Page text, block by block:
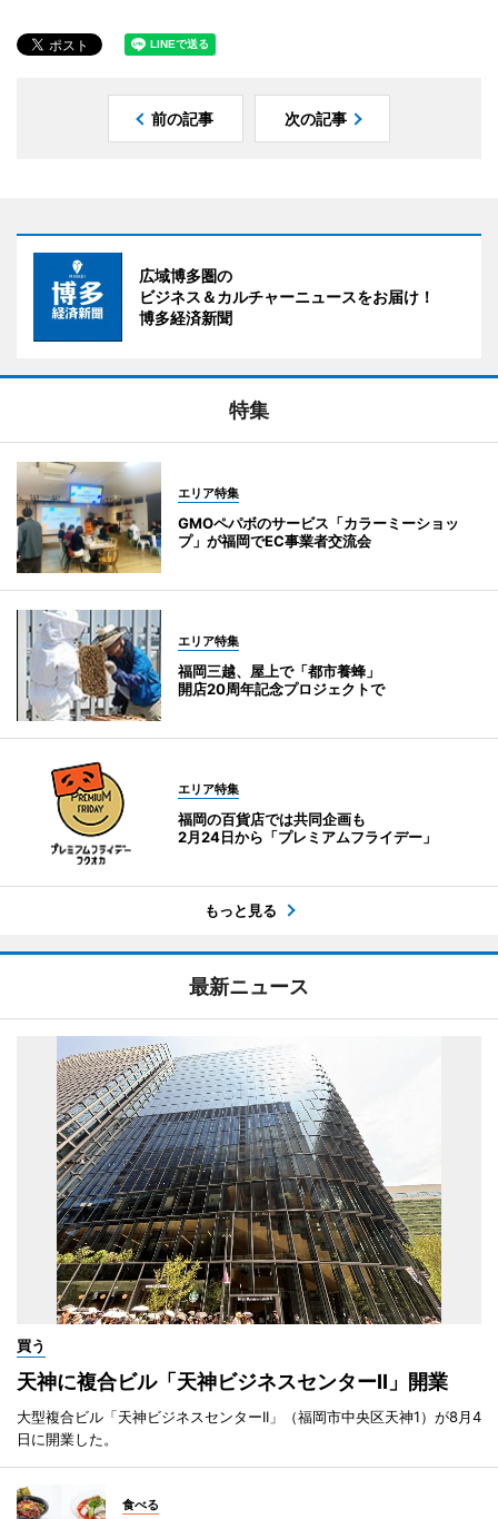
前の記事 次の記事
広域博多圏の
ビジネス＆カルチャーニュースをお届け！
博多経済新聞
特集
エリア特集
GMOペパボのサービス「カラーミーショッ
プ」が福岡でEC事業者交流会
エリア特集
福岡三越、屋上で「都市養蜂」
開店20周年記念プロジェクトで
エリア特集
福岡の百貨店では共同企画も
2月24日から「プレミアムフライデー」
もっと見る
最新ニュース
買う
天神に複合ビル「天神ビジネスセンターII」開業
大型複合ビル「天神ビジネスセンターII」（福岡市中央区天神1）が8月4
日に開業した。
食べる